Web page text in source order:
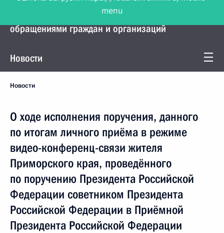
Управление Президента по работе с
обращениями граждан и организаций
Новости
Новости
О ходе исполнения поручения, данного
по итогам личного приёма в режиме
видео-конференц-связи жителя
Приморского края, проведённого
по поручению Президента Российской
Федерации советником Президента
Российской Федерации в Приёмной
Президента Российской Федерации
menu